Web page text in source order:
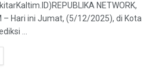
NETWORK,
– Hari ini Jumat, (5/12/2025), di Kota
...